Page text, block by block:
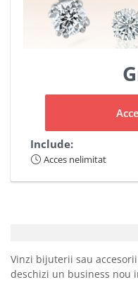
Include:
Acces nelimitat
Vinzi bijuterii sau
deschizi un business nou